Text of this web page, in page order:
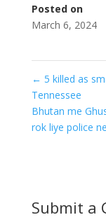
Posted on
March 6, 2024
← 5 killed as
Tennessee
Bhutan me
rok liye police
Submit a